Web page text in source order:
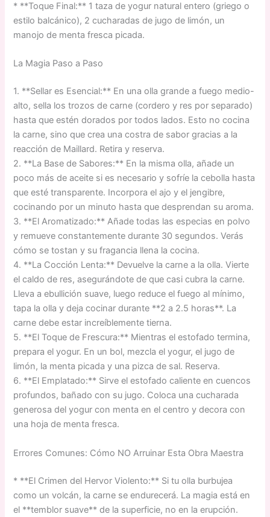
* **Toque Final:** 1 taza de yogur natural entero (griego o
estilo balcánico), 2 cucharadas de jugo de limón, un
manojo de menta fresca picada.
La Magia Paso a Paso
1. **Sellar es Esencial:** En una olla grande a fuego medio-
alto, sella los trozos de carne (cordero y res por separado)
hasta que estén dorados por todos lados. Esto no cocina
la carne, sino que crea una costra de sabor gracias a la
reacción de Maillard. Retira y reserva.
2. **La Base de Sabores:** En la misma olla, añade un
poco más de aceite si es necesario y sofríe la cebolla hasta
que esté transparente. Incorpora el ajo y el jengibre,
cocinando por un minuto hasta que desprendan su aroma.
3. **El Aromatizado:** Añade todas las especias en polvo
y remueve constantemente durante 30 segundos. Verás
cómo se tostan y su fragancia llena la cocina.
4. **La Cocción Lenta:** Devuelve la carne a la olla. Vierte
el caldo de res, asegurándote de que casi cubra la carne.
Lleva a ebullición suave, luego reduce el fuego al mínimo,
tapa la olla y deja cocinar durante **2 a 2.5 horas**. La
carne debe estar increíblemente tierna.
5. **El Toque de Frescura:** Mientras el estofado termina,
prepara el yogur. En un bol, mezcla el yogur, el jugo de
limón, la menta picada y una pizca de sal. Reserva.
6. **El Emplatado:** Sirve el estofado caliente en cuencos
profundos, bañado con su jugo. Coloca una cucharada
generosa del yogur con menta en el centro y decora con
una hoja de menta fresca.
Errores Comunes: Cómo NO Arruinar Esta Obra Maestra
* **El Crimen del Hervor Violento:** Si tu olla burbujea
como un volcán, la carne se endurecerá. La magia está en
el **temblor suave** de la superficie, no en la erupción.